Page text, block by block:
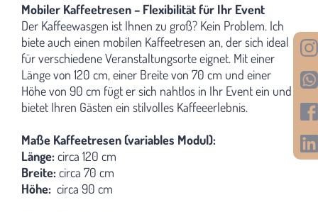
Mobiler Kaffeetresen – Flexibilität für Ihr Event
Der Kaffeewasgen ist Ihnen zu groß? Kein Problem. Ich
biete auch einen mobilen Kaffeetresen an, der sich ideal
für verschiedene Veranstaltungsorte eignet. Mit einer
Länge von 120 cm, einer Breite von 70 cm und einer
Höhe von 90 cm fügt er sich nahtlos in Ihr Event ein und
bietet Ihren Gästen ein stilvolles Kaffeeerlebnis.
Maße Kaffeetresen (variables Modul):
Länge:circa 120 cm
Breite:circa 70 cm
Höhe: circa 90 cm